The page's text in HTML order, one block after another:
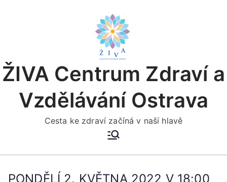
ŽIVA Centrum Zdraví a
Vzdělávání Ostrava
Cesta ke zdraví začíná v naší hlavě
PONDĚLÍ 2. KVĚTNA 2022 V 18:00